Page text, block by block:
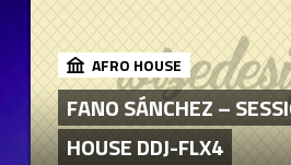
AFRO HOUSE
FANO SÁNCHEZ –
HOUSE DDJ-FLX4